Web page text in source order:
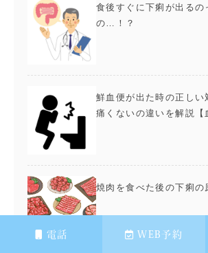
電話 WEB予約
食後すぐに下痢が出るの
の…！？
鮮血便が出た時の正しい
痛くないの違いを解説【
焼肉を食べた後の下痢の